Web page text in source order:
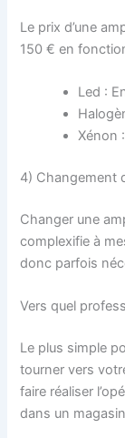
Le prix d’une
150 € en
Led :
Xénon
4) Changement
Changer une
complexifie à
donc parfois
Vers quel
Le plus simple
tourner vers
faire réaliser
dans un